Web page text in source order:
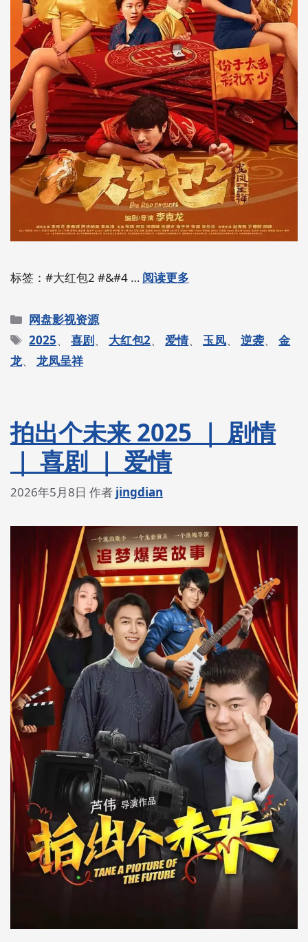
标签：#大红包2 #&#4 … 阅读更多
分
类
网盘影视资源
标
签
2025、喜剧、 大红包2、爱情、玉凤、逆袭、金
龙、 龙凤呈祥
拍出个未来 2025 ｜ 剧情
｜ 喜剧 ｜ 爱情
2026年5月8日 作者 jingdian